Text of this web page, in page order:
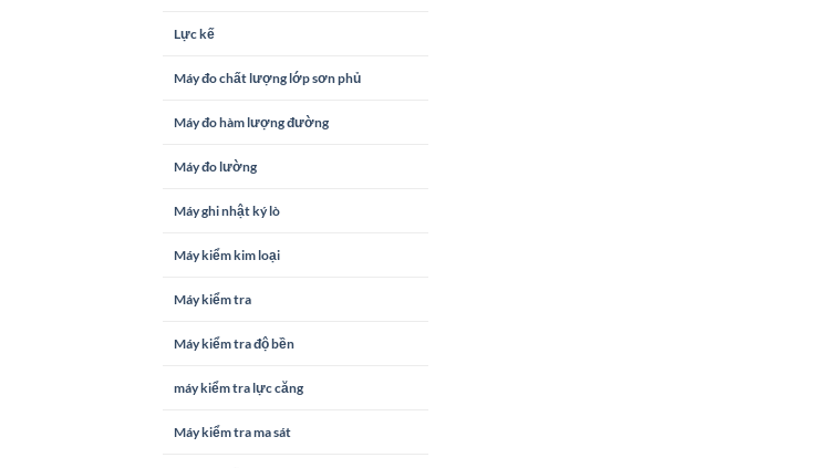
Lực kế
Máy đo chất lượng lớp sơn phủ
Máy đo hàm lượng đường
Máy đo lường
Máy ghi nhật ký lò
Máy kiểm kim loại
Máy kiểm tra
Máy kiểm tra độ bền
máy kiểm tra lực căng
Máy kiểm tra ma sát